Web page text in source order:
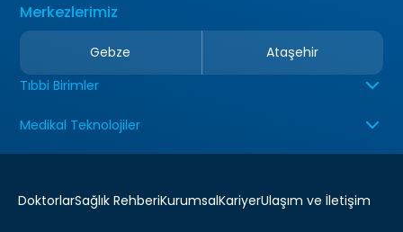
Merkezlerimiz
Gebze
Ataşehir
Tıbbi Birimler
Medikal Teknolojiler
DoktorlarSağlık RehberiKurumsalKariyerUlaşım ve İletişim